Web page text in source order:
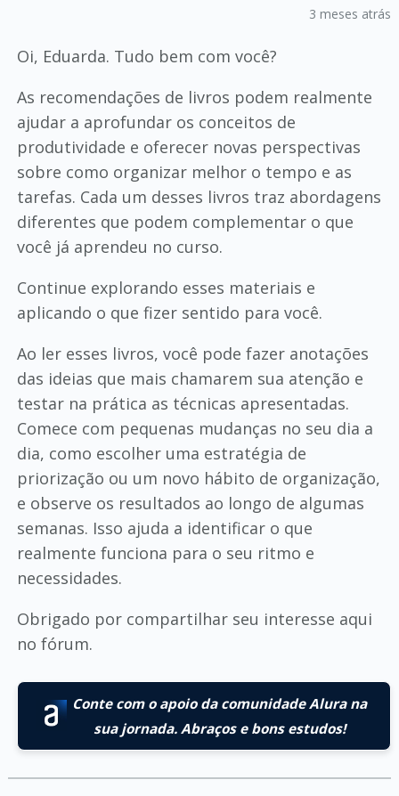
3 meses atrás
Oi, Eduarda. Tudo bem com você?
As recomendações de livros podem realmente
ajudar a aprofundar os conceitos de
produtividade e oferecer novas perspectivas
sobre como organizar melhor o tempo e as
tarefas. Cada um desses livros traz abordagens
diferentes que podem complementar o que
você já aprendeu no curso.
Continue explorando esses materiais e
aplicando o que fizer sentido para você.
Ao ler esses livros, você pode fazer anotações
das ideias que mais chamarem sua atenção e
testar na prática as técnicas apresentadas.
Comece com pequenas mudanças no seu dia a
dia, como escolher uma estratégia de
priorização ou um novo hábito de organização,
e observe os resultados ao longo de algumas
semanas. Isso ajuda a identificar o que
realmente funciona para o seu ritmo e
necessidades.
Obrigado por compartilhar seu interesse aqui
no fórum.
Conte com o apoio da comunidade Alura na
sua jornada. Abraços e bons estudos!